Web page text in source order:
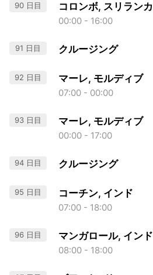
90 日目 コロンボ, スリランカ
00:00 - 16:00
91 日目 クルージング
92 日目 マーレ, モルディブ
07:00 - 00:00
93 日目 マーレ, モルディブ
00:00 - 17:00
94 日目 クルージング
95 日目 コーチン, インド
07:00 - 18:00
96 日目 マンガロール, インド
08:00 - 18:00